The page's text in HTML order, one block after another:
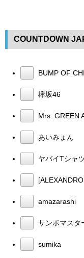
COUNTDOWN
BUMP OF
欅坂46
Mrs. GREEN
あいみょん
ヤバイTシャ
amazarashi
サンボマスタ
sumika